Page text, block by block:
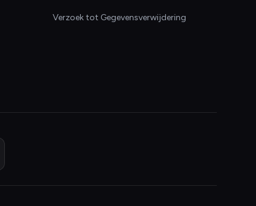
Verzoek tot Gegevensverwijdering